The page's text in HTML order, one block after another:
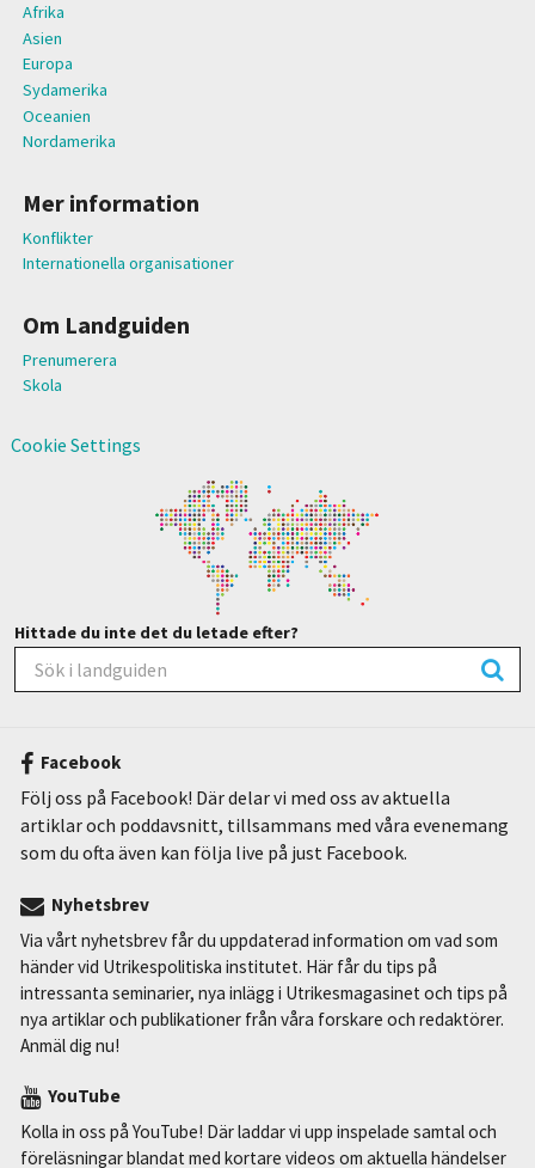
Afrika
Asien
Europa
Sydamerika
Oceanien
Nordamerika
Mer information
Konflikter
Internationella organisationer
Om Landguiden
Prenumerera
Skola
Cookie Settings
Hittade du inte det du letade efter?
Facebook
Följ oss på Facebook! Där delar vi med oss av aktuella
artiklar och poddavsnitt, tillsammans med våra evenemang
som du ofta även kan följa live på just Facebook.
Nyhetsbrev
Via vårt nyhetsbrev får du uppdaterad information om vad som
händer vid Utrikespolitiska institutet. Här får du tips på
intressanta seminarier, nya inlägg i Utrikesmagasinet och tips på
nya artiklar och publikationer från våra forskare och redaktörer.
Anmäl dig nu!
YouTube
Kolla in oss på YouTube! Där laddar vi upp inspelade samtal och
föreläsningar blandat med kortare videos om aktuella händelser